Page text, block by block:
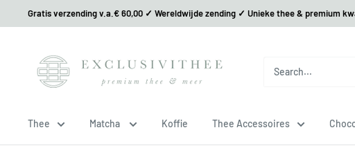
Gratis verzending v.a.€ 60,00 ✓ Wereldwijde zending ✓ Unieke thee & premium
Thee Matcha Koffie Thee Accessoires